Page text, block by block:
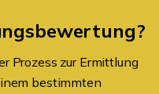
Prozess zur Ermittlung
bestimmten